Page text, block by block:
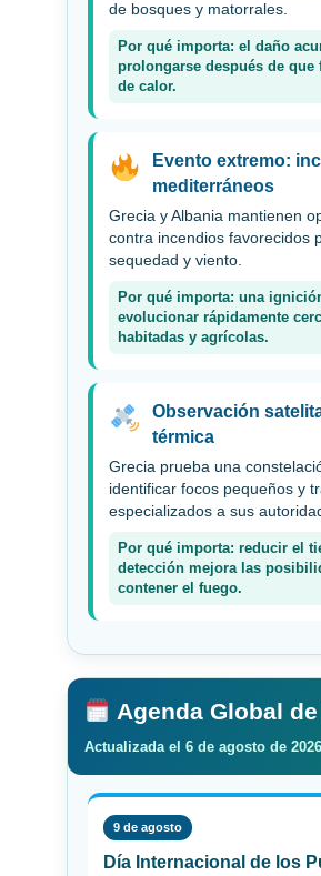
de bosques y matorrales.
Por qué importa: el daño
prolongarse después de que
de calor.
Evento extremo:
mediterráneos
Grecia y Albania mantienen
contra incendios favorecidos
sequedad y viento.
Por qué importa: una
evolucionar rápidamente
habitadas y agrícolas.
Observación
térmica
Grecia prueba una
identificar focos pequeños y
especializados a sus
Por qué importa: reducir el
detección mejora las
contener el fuego.
Agenda Global
Actualizada el 6 de agosto de 2026
9 de agosto
Día Internacional de los